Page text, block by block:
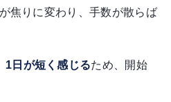
焦りに変わり、手数が散らば
1日が短く感じるため、開始